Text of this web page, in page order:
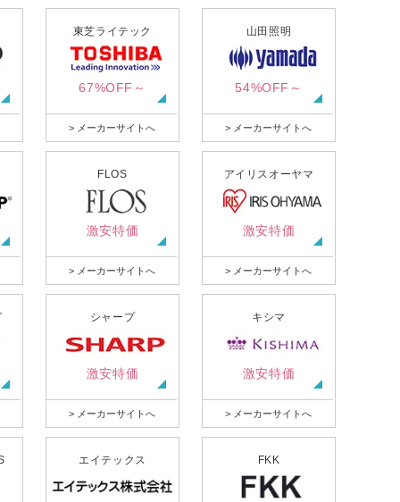
東芝ライテック
67%OFF～
> メーカーサイトへ
山田照明
54%OFF～
> メーカーサイトへ
FLOS
激安特価
> メーカーサイトへ
アイリスオーヤマ
激安特価
> メーカーサイトへ
シャープ
激安特価
> メーカーサイトへ
キシマ
激安特価
> メーカーサイトへ
エイテックス FKK